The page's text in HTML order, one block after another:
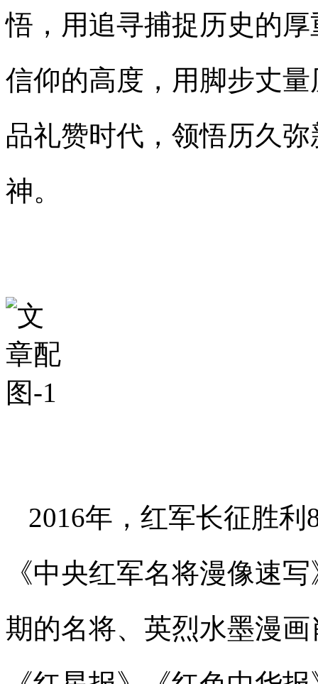
悟，用追寻捕捉历史的
信仰的高度，用脚步丈
品礼赞时代，领悟历久
神。
2016年，红军长征胜
《中央红军名将漫像速
期的名将、英烈水墨漫